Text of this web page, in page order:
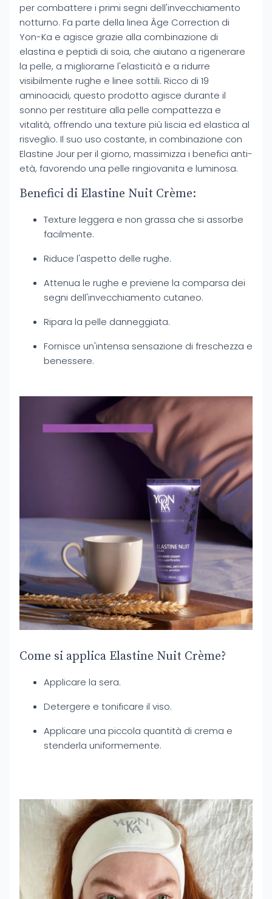
per combattere i primi segni dell'invecchiamento
notturno. Fa parte della linea Âge Correction di
Yon-Ka e agisce grazie alla combinazione di
elastina e peptidi di soia, che aiutano a rigenerare
la pelle, a migliorarne l'elasticità e a ridurre
visibilmente rughe e linee sottili. Ricco di 19
aminoacidi, questo prodotto agisce durante il
sonno per restituire alla pelle compattezza e
vitalità, offrendo una texture più liscia ed elastica al
risveglio. Il suo uso costante, in combinazione con
Elastine Jour per il giorno, massimizza i benefici anti-
età, favorendo una pelle ringiovanita e luminosa.
Benefici di Elastine Nuit Crème:
Texture leggera e non grassa che si assorbe
facilmente.
Riduce l'aspetto delle rughe.
Attenua le rughe e previene la comparsa dei
segni dell'invecchiamento cutaneo.
Ripara la pelle danneggiata.
Fornisce un'intensa sensazione di freschezza e
benessere.
Come si applica Elastine Nuit Crème?
Applicare la sera.
Detergere e tonificare il viso.
Applicare una piccola quantità di crema e
stenderla uniformemente.